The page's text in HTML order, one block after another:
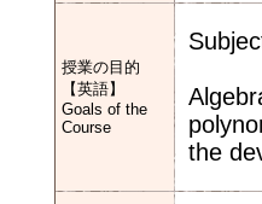
授業の目的
【英語】
Goals of the
Course
the